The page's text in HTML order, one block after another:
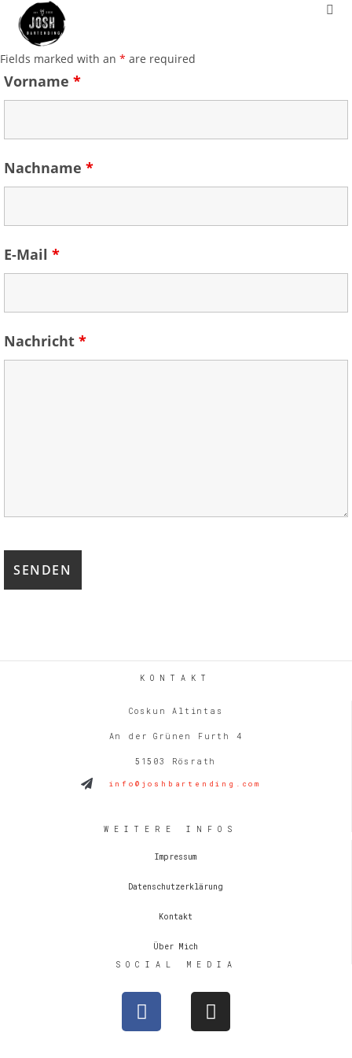
Fields marked with an * are required
Vorname *
Nachname *
E-Mail *
Nachricht *
KONTAKT
Coskun Altintas
An der Grünen Furth 4
51503 Rösrath
info@joshbartending.com
WEITERE INFOS
Impressum
Datenschutzerklärung
Kontakt
Über Mich
SOCIAL MEDIA